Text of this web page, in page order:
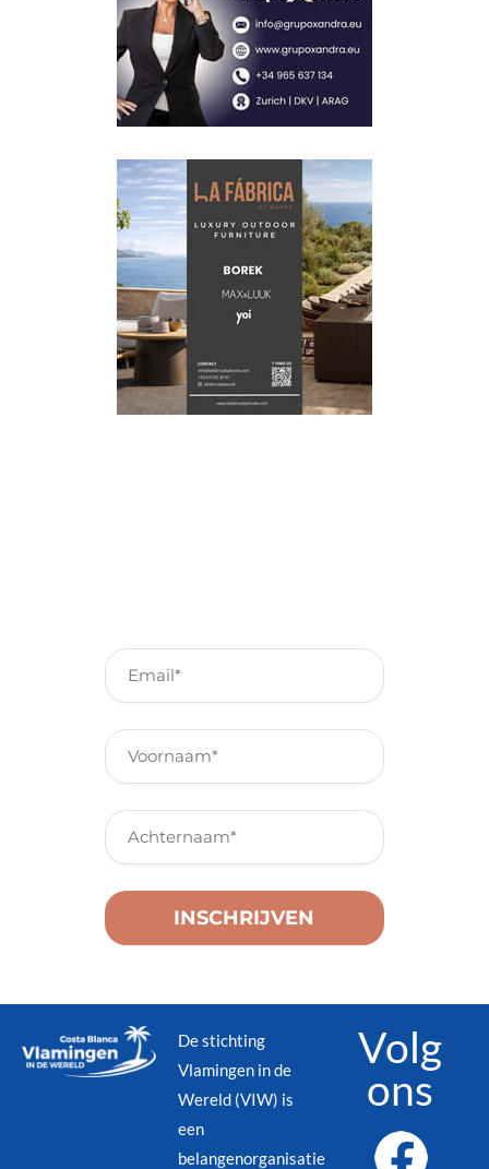
De stichting
Vlamingen in de
Wereld (VIW) is
een
belangenorganisatie
Volg
ons